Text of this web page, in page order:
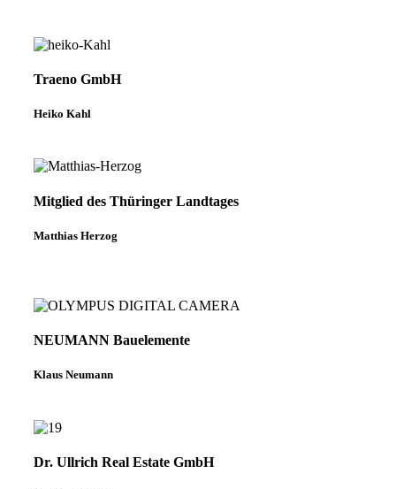
Traeno GmbH
Heiko Kahl
Mitglied des Thüringer Landtages
Matthias Herzog
NEUMANN Bauelemente
Klaus Neumann
Dr. Ullrich Real Estate GmbH